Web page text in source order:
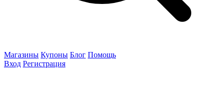
Магазины Купоны Блог Помощь
Вход Регистрация